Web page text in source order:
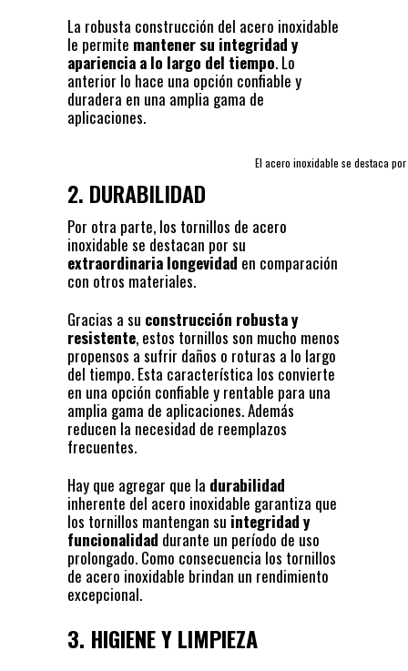
La robusta construcción del acero inoxidable
le permite mantener su integridad y
apariencia a lo largo del tiempo. Lo
anterior lo hace una opción confiable y
duradera en una amplia gama de
aplicaciones.
El acero inoxidable se destaca
2. DURABILIDAD
Por otra parte, los tornillos de acero
inoxidable se destacan por su
extraordinaria longevidad en comparación
con otros materiales.
Gracias a su construcción robusta y
resistente, estos tornillos son mucho menos
propensos a sufrir daños o roturas a lo largo
del tiempo. Esta característica los convierte
en una opción confiable y rentable para una
amplia gama de aplicaciones. Además
reducen la necesidad de reemplazos
frecuentes.
Hay que agregar que la durabilidad
inherente del acero inoxidable garantiza que
los tornillos mantengan su integridad y
funcionalidad durante un período de uso
prolongado. Como consecuencia los tornillos
de acero inoxidable brindan un rendimiento
excepcional.
3. HIGIENE Y LIMPIEZA